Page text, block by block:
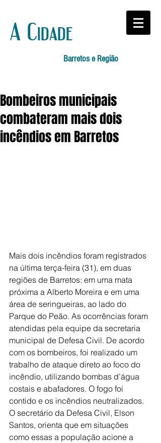
A Cidade
Barretos e Região
Bombeiros municipais
combateram mais dois
incêndios em Barretos
Mais dois incêndios foram registrados
na última terça-feira (31), em duas
regiões de Barretos: em uma mata
próxima a Alberto Moreira e em uma
área de seringueiras, ao lado do
Parque do Peão. As ocorrências foram
atendidas pela equipe da secretaria
municipal de Defesa Civil. De acordo
com os bombeiros, foi realizado um
trabalho de ataque direto ao foco do
incêndio, utilizando bombas d’água
costais e abafadores. O fogo foi
contido e os incêndios neutralizados.
O secretário da Defesa Civil, Elson
Santos, orienta que em situações
como essas a população acione a